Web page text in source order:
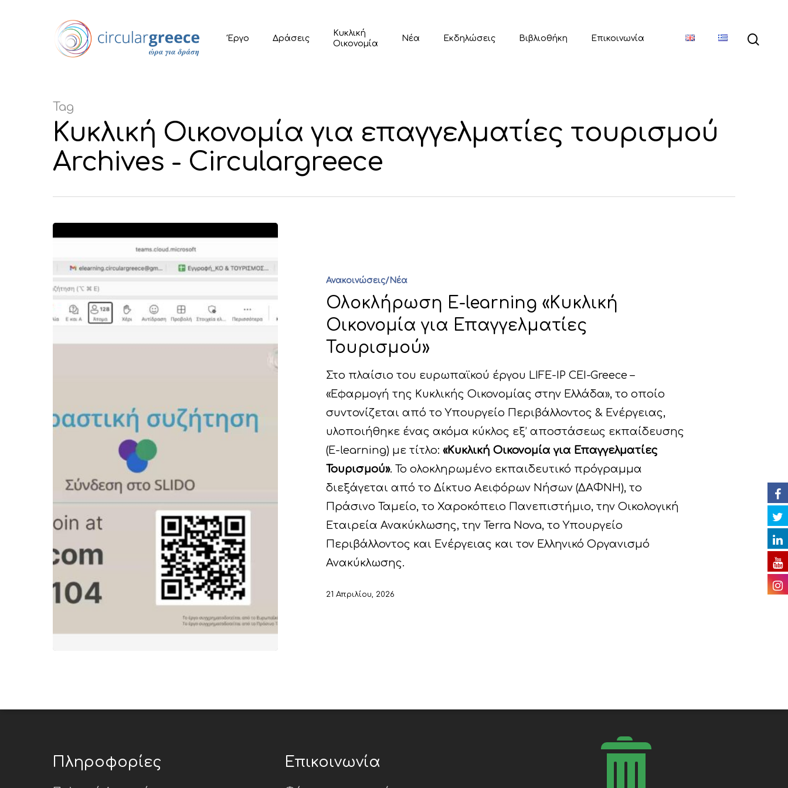
Έργο Δράσεις
Κυκλική
Οικονομία
Νέα Εκδηλώσεις Βιβλιοθήκη Επικοινωνία
Tag
Κυκλική Οικονομία για επαγγελματίες τουρισμού
Archives - Circulargreece
Ανακοινώσεις/Νέα
Ολοκλήρωση E-learning «Κυκλική
Οικονομία για Επαγγελματίες
Τουρισμού»
Στο πλαίσιο του ευρωπαϊκού έργου LIFE-IP CEI-Greece –
«Εφαρμογή της Κυκλικής Οικονομίας στην Ελλάδα», το οποίο
συντονίζεται από το Υπουργείο Περιβάλλοντος & Ενέργειας,
υλοποιήθηκε ένας ακόμα κύκλος εξ’ αποστάσεως εκπαίδευσης
(E-learning) με τίτλο: «Κυκλική Οικονομία για Επαγγελματίες
Τουρισμού». Το ολοκληρωμένο εκπαιδευτικό πρόγραμμα
διεξάγεται από το Δίκτυο Αειφόρων Νήσων (ΔΑΦΝΗ), το
Πράσινο Ταμείο, το Χαροκόπειο Πανεπιστήμιο, την Οικολογική
Εταιρεία Ανακύκλωσης, την Terra Nova, το Υπουργείο
Περιβάλλοντος και Ενέργειας και τον Ελληνικό Οργανισμό
Ανακύκλωσης.
21 Απριλίου, 2026
Πληροφορίες Επικοινωνία